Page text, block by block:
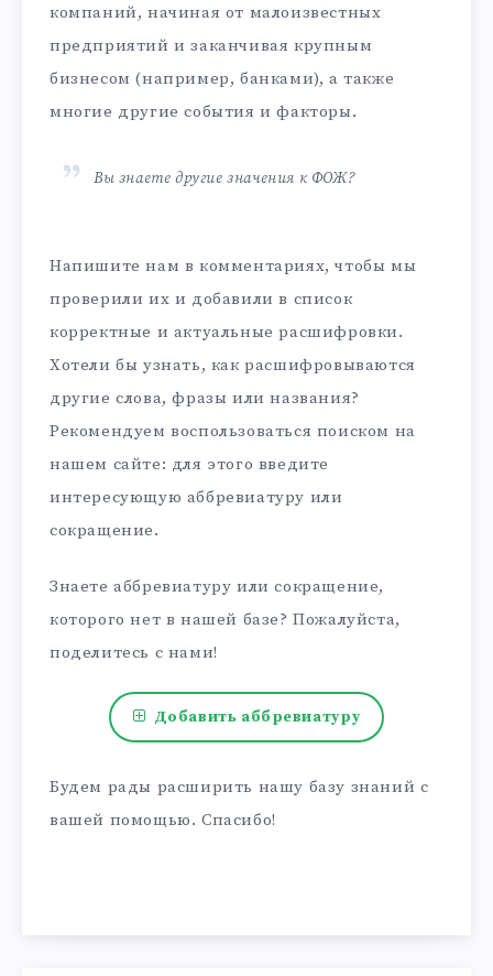
компаний, начиная от малоизвестных
предприятий и заканчивая крупным
бизнесом (например, банками), а также
многие другие события и факторы.
Вы знаете другие значения к ФОЖ?
Напишите нам в комментариях, чтобы мы
проверили их и добавили в список
корректные и актуальные расшифровки.
Хотели бы узнать, как расшифровываются
другие слова, фразы или названия?
Рекомендуем воспользоваться поиском на
нашем сайте: для этого введите
интересующую аббревиатуру или
сокращение.
Знаете аббревиатуру или сокращение,
которого нет в нашей базе? Пожалуйста,
поделитесь с нами!
Добавить аббревиатуру
Будем рады расширить нашу базу знаний с
вашей помощью. Спасибо!